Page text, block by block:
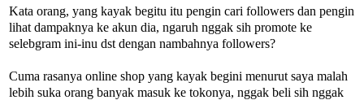
Kata orang, yang kayak begitu itu pengin cari followers dan pengin
lihat dampaknya ke akun dia, ngaruh nggak sih promote ke
selebgram ini-inu dst dengan nambahnya followers?
Cuma rasanya online shop yang kayak begini menurut saya malah
lebih suka orang banyak masuk ke tokonya, nggak beli sih nggak